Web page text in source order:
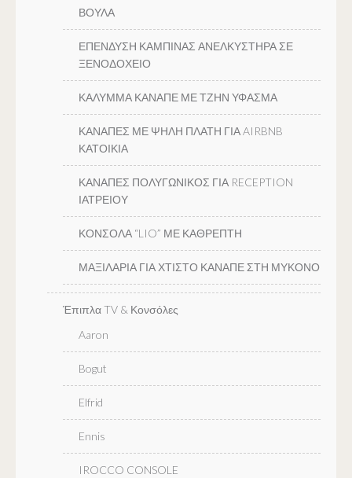
ΒΟΥΛΑ
ΕΠΕΝΔΥΣΗ ΚΑΜΠΙΝΑΣ ΑΝΕΛΚΥΣΤΗΡΑ ΣΕ
ΞΕΝΟΔΟΧΕΙΟ
ΚΑΛΥΜΜΑ ΚΑΝΑΠΕ ΜΕ ΤΖΗΝ ΥΦΑΣΜΑ
ΚΑΝΑΠΕΣ ΜΕ ΨΗΛΗ ΠΛΑΤΗ ΓΙΑ AIRBNB
ΚΑΤΟΙΚΙΑ
ΚΑΝΑΠΕΣ ΠΟΛΥΓΩΝΙΚΟΣ ΓΙΑ RECEPTION
ΙΑΤΡΕΙΟΥ
ΚΟΝΣΟΛΑ “LIO” ΜΕ ΚΑΘΡΕΠΤΗ
ΜΑΞΙΛΑΡΙΑ ΓΙΑ ΧΤΙΣΤΟ ΚΑΝΑΠΕ ΣΤΗ ΜΥΚΟΝΟ
Έπιπλα TV & Κονσόλες
Aaron
Bogut
Elfrid
Ennis
IROCCO CONSOLE